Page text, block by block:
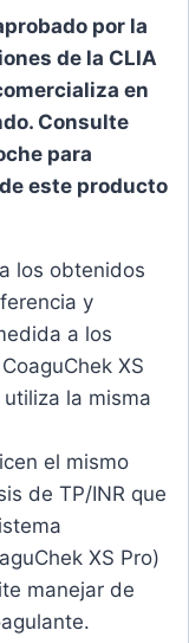
por la
de la CLIA
en
Consulte
para
este producto
los obtenidos
y
a los
XS
utiliza la misma
el mismo
de TP/INR que
XS Pro)
manejar de